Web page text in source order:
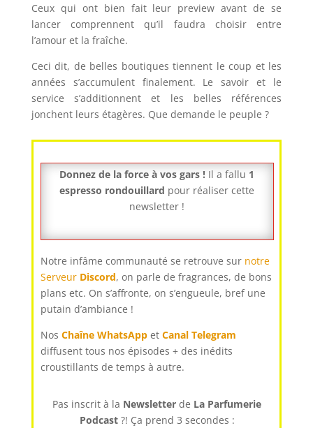
Ceux qui ont bien fait leur preview avant de se
lancer comprennent qu’il faudra choisir entre
l’amour et la fraîche.
Ceci dit, de belles boutiques tiennent le coup et les
années s’accumulent finalement. Le savoir et le
service s’additionnent et les belles références
jonchent leurs étagères. Que demande le peuple ?
Donnez de la force à vos gars ! Il a fallu 1
espresso rondouillard pour réaliser cette
newsletter !
Notre infâme communauté se retrouve sur notre
Serveur Discord, on parle de fragrances, de bons
plans etc. On s’affronte, on s’engueule, bref une
putain d’ambiance !
Nos Chaîne WhatsAppet Canal Telegram
diffusent tous nos épisodes + des inédits
croustillants de temps à autre.
Pas inscrit à la Newsletter de La Parfumerie
Podcast?! Ça prend 3 secondes :